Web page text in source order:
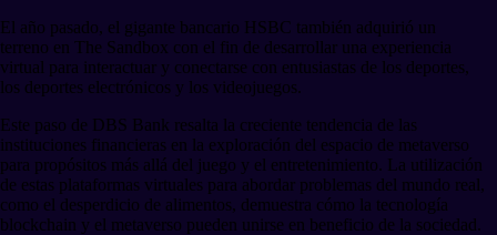
El año pasado, el gigante bancario HSBC también adquirió un
terreno en The Sandbox con el fin de desarrollar una experiencia
virtual para interactuar y conectarse con entusiastas de los deportes,
los deportes electrónicos y los videojuegos.
Este paso de DBS Bank resalta la creciente tendencia de las
instituciones financieras en la exploración del espacio de metaverso
para propósitos más allá del juego y el entretenimiento. La utilización
de estas plataformas virtuales para abordar problemas del mundo real,
como el desperdicio de alimentos, demuestra cómo la tecnología
blockchain y el metaverso pueden unirse en beneficio de la sociedad.